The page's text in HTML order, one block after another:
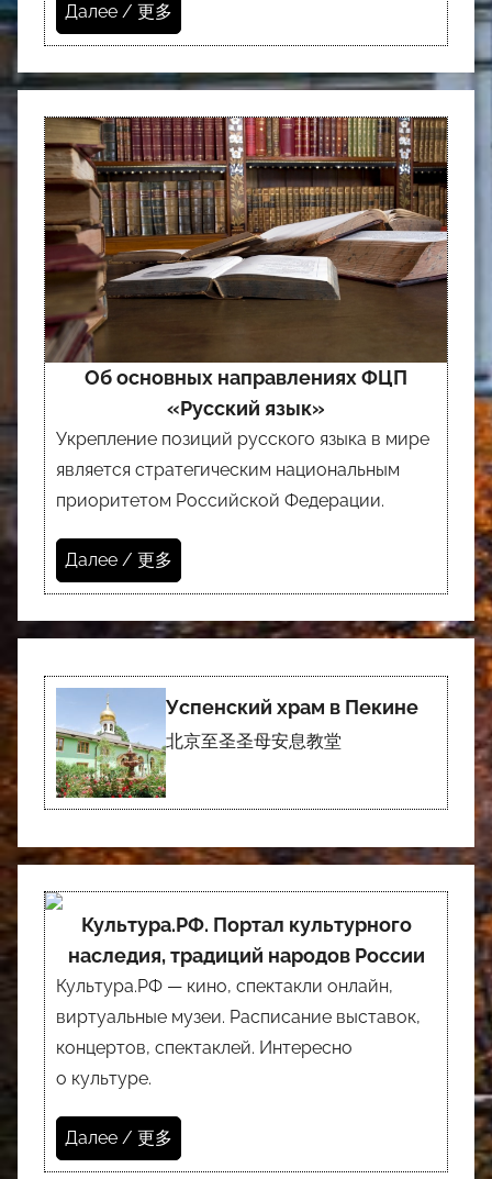
Далее / 更多
Об основных направлениях ФЦП
«Русский язык»
Укрепление позиций русского языка в мире
является стратегическим национальным
приоритетом Российской Федерации.
Далее / 更多
Успенский храм в Пекине
北京至圣圣母安息教堂
Культура.РФ. Портал культурного
наследия, традиций народов России
Культура.РФ — кино, спектакли онлайн,
виртуальные музеи. Расписание выставок,
концертов, спектаклей. Интересно
о культуре.
Далее / 更多